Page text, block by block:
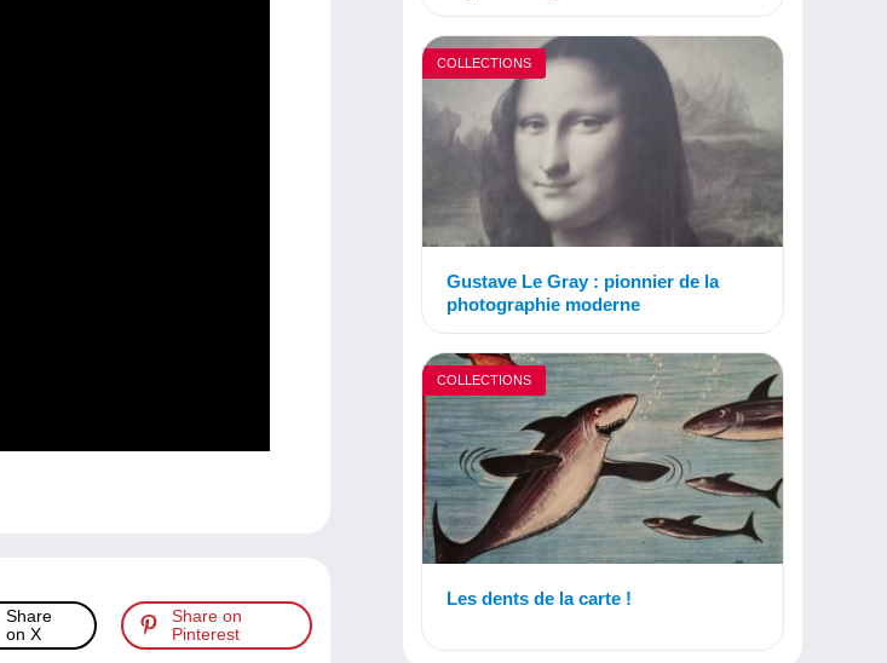
Share
on X
Share on
Pinterest
COLLECTIONS
Gustave Le Gray : pionnier de la
photographie moderne
COLLECTIONS
Les dents de la carte !